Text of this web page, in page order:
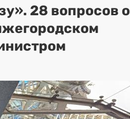
28 вопросов о